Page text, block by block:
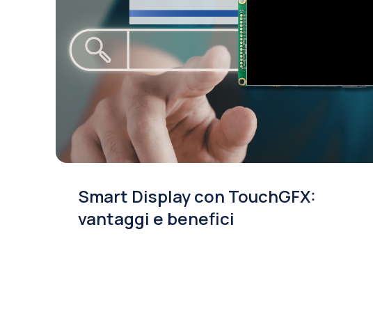
Smart Display con TouchGFX:
vantaggi e benefici